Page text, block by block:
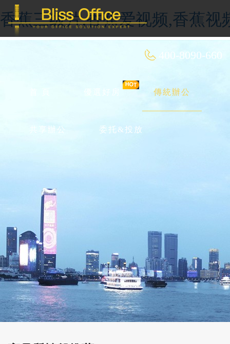
香蕉三级片,香蕉爱视频,香蕉视
400-8090-660
優選好房 傳統辦公
共享辦公 委托&投放